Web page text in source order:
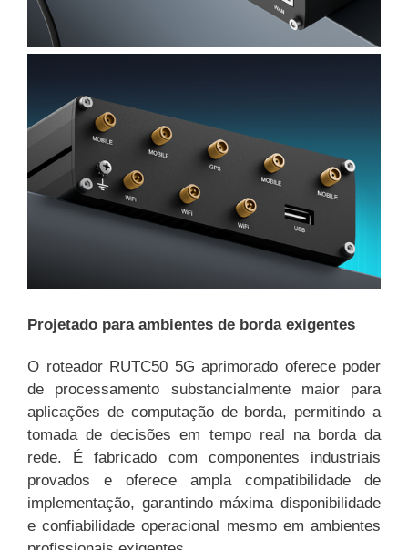
Projetado para ambientes de borda exigentes
O roteador RUTC50 5G aprimorado oferece poder
de processamento substancialmente maior para
aplicações de computação de borda, permitindo a
tomada de decisões em tempo real na borda da
rede. É fabricado com componentes industriais
provados e oferece ampla compatibilidade de
implementação, garantindo máxima disponibilidade
e confiabilidade operacional mesmo em ambientes